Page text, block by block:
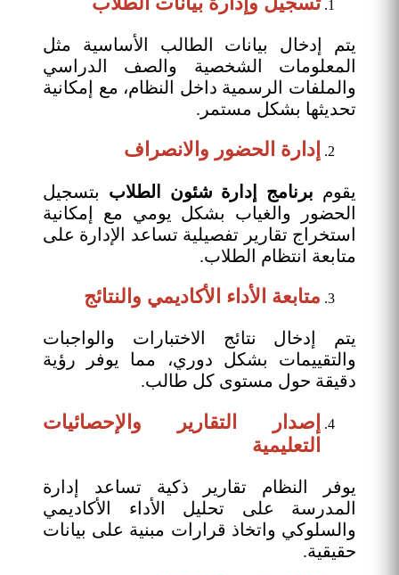
يتم إدخال بيانات الطالب الأساسية مثل
المعلومات الشخصية والصف الدراسي
والملفات الرسمية داخل النظام، مع إمكانية
تحديثها بشكل مستمر.
إدارة الحضور والانصراف
يقوم برنامج إدارة شئون الطلاب بتسجيل
الحضور والغياب بشكل يومي مع إمكانية
استخراج تقارير تفصيلية تساعد الإدارة على
متابعة انتظام الطلاب.
متابعة الأداء الأكاديمي والنتائج
يتم إدخال نتائج الاختبارات والواجبات
والتقييمات بشكل دوري، مما يوفر رؤية
دقيقة حول مستوى كل طالب.
إصدار التقارير والإحصائيات
التعليمية
يوفر النظام تقارير ذكية تساعد إدارة
المدرسة على تحليل الأداء الأكاديمي
والسلوكي واتخاذ قرارات مبنية على بيانات
حقيقية.